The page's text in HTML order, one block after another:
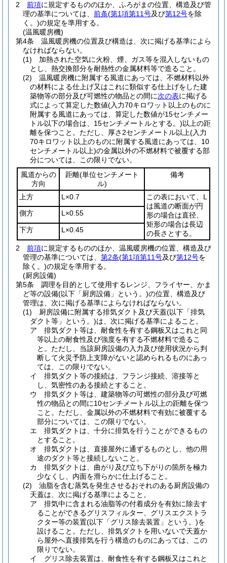
2
前項に規定するもののほか、ふろがまの位置、構造及び管
理の基準については、 前条(第1項第11号及び第12号を除
く。)の規定を準用する。
(温風暖房機)
第4条
温風暖房機の位置及び構造は、次に掲げる基準によら
なければならない。
(1)
加熱された空気に火粉、煙、ガス等を混入しないもの
とし、熱交換部分を耐熱性の金属材料等で造ること。
(2)
温風暖房機に附属する風道にあっては、不燃材料以外
の材料による仕上げ又はこれに類似する仕上げをした建
築物等の部分及び可燃性の物品との間に次の表に掲げる
式によって算定した数値(入力70キロワット以上のものに
附属する風道にあっては、算定した数値が15センチメー
トル以下の場合は、15センチメートルとする。)以上の距
離を保つこと。 ただし、厚さ2センチメートル以上(入力
70キロワット以上のものに附属する風道にあっては、10
センチメートル以上)の金属以外の不燃材料で被覆する部
分については、この限りでない。
風道からの
方向
距離(単位センチメート
ル)
備考
上方 L×0.7
この表において、L
は風道の断面が円
形の場合は直径、
矩形の場合は長辺
の長さとする。
側方 L×0.55
下方 L×0.45
2 前項に規定するもののほか、温風暖房機の位置、構造及び
管理の基準については、 第2条(第1項第11号及び第12号を
除く。)の規定を準用する。
(厨房設備)
第5条
調理を目的として使用するレンジ、フライヤー、かま
ど等の設備(以下「厨房設備」という。)の位置、構造及び
管理は、次に掲げる基準によらなければならない。
(1)
厨房設備に附属する排気ダクト及び天蓋(以下「排気
ダクト等」という。)は、次に掲げる基準によること。
ア
排気ダクト等は、耐食性を有する鋼板又はこれと同
等以上の耐食性及び強度を有する不燃材料で造るこ
と。 ただし、当該厨房設備の入力及び使用状況から判
断して火災予防上支障がないと認められるものにあっ
ては、この限りでない。
イ
排気ダクト等の接続は、フランジ接続、溶接等と
し、気密性のある接続とすること。
ウ
排気ダクト等は、建築物等の可燃性の部分及び可燃
性の物品との間に10センチメートル以上の距離を保つ
こと。 ただし、金属以外の不燃材料で有効に被覆する
部分については、この限りでない。
エ
排気ダクトは、十分に排気を行うことができるもの
とすること。
オ
排気ダクトは、直接屋外に通ずるものとし、他の用
途のダクト等と接続しないこと。
カ
排気ダクトは、曲がり及び立ち下がりの箇所を極力
少なくし、内面を滑らかに仕上げること。
(2)
油脂を含む蒸気を発生させるおそれのある厨房設備の
天蓋は、次に掲げる基準によること。
ア
排気中に含まれる油脂等の付着成分を有効に除去す
ることができるグリスフィルター、グリスエクストラ
クター等の装置(以下「グリス除去装置」という。)を
設けること。 ただし、排気ダクトを用いないで天蓋か
ら屋外へ直接排気を行う構造のものにあっては、この
限りでない。
イ
グリス除去装置は、耐食性を有する鋼板又はこれと